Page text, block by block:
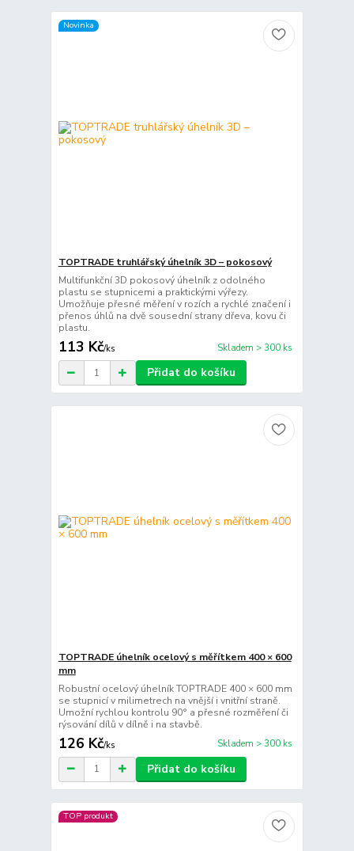
Novinka
TOPTRADE truhlářský úhelník 3D – pokosový
Multifunkční 3D pokosový úhelník z odolného
plastu se stupnicemi a praktickými výřezy.
Umožňuje přesné měření v rozích a rychlé značení i
přenos úhlů na dvě sousední strany dřeva, kovu či
plastu.
113 Kč/ks Skladem > 300 ks
Přidat do košíku
TOPTRADE úhelník ocelový s měřítkem 400 × 600
mm
Robustní ocelový úhelník TOPTRADE 400 × 600 mm
se stupnicí v milimetrech na vnější i vnitřní straně.
Umožní rychlou kontrolu 90° a přesné rozměření či
rýsování dílů v dílně i na stavbě.
126 Kč/ks Skladem > 300 ks
Přidat do košíku
TOP produkt